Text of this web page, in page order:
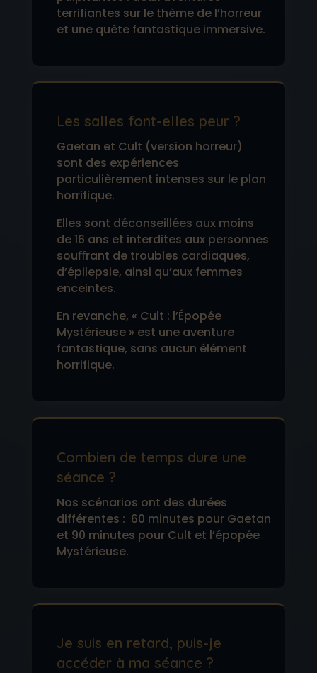
terrifiantes sur le thème de l’horreur
et une quête fantastique immersive.
Les salles font-elles peur ?
Gaetan et Cult (version horreur)
sont des expériences
particulièrement intenses sur le plan
horrifique.
Elles sont déconseillées aux moins
de 16 ans et interdites aux personnes
souﬀrant de troubles cardiaques,
d’épilepsie, ainsi qu’aux femmes
enceintes.
En revanche, « Cult : l’Épopée
Mystérieuse » est une aventure
fantastique, sans aucun élément
horrifique.
Combien de temps dure une
séance ?
Nos scénarios ont des durées
différentes : 60 minutes pour Gaetan
et 90 minutes pour Cult et l’épopée
Mystérieuse.
Je suis en retard, puis-je
accéder à ma séance ?